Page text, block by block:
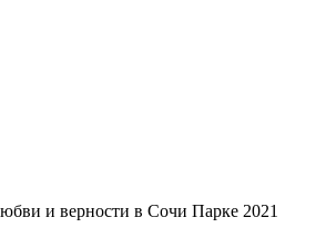
и верности в Сочи Парке 2021